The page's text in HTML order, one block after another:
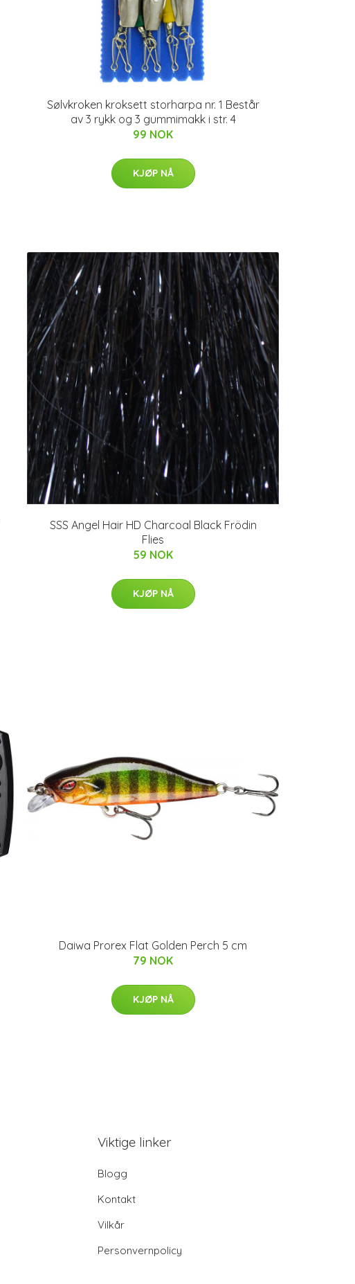
Sølvkroken kroksett storharpa nr. 1 Består
av 3 rykk og 3 gummimakk i str. 4
99 NOK
KJØP NÅ
SSS Angel Hair HD Charcoal Black Frödin
Flies
59 NOK
KJØP NÅ
Daiwa Prorex Flat Golden Perch 5 cm
79 NOK
KJØP NÅ
Viktige linker
Blogg
Kontakt
Vilkår
Personvernpolicy